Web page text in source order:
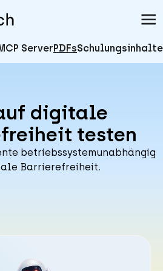
ServerPDFsSchulungsinhalte
digitale
testen
betriebssystemunabhängig
Barrierefreiheit.